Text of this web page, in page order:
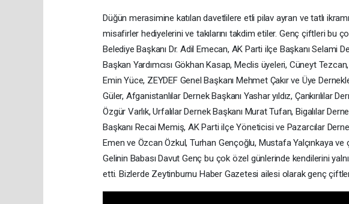
Düğün merasimine katılan davetlilere etli pilav ayran ve tatlı ikramı
misafirler hediyelerini ve takılarını takdim etiler. Genç çiftleri bu
Belediye Başkanı Dr. Adil Emecan, AK Parti ilçe Başkanı Selami
Başkan Yardımcısı Gökhan Kasap, Meclis üyeleri, Cüneyt
Emin Yüce, ZEYDEF Genel Başkanı Mehmet Çakır ve Üye
Güler, Afganistanlılar Dernek Başkanı Yashar yıldız, Çankırılılar
Özgür Varlık, Urfalılar Dernek Başkanı Murat Tufan, Bigalılar
Başkanı Recai Memiş, AK Parti ilçe Yöneticisi ve Pazarcılar
Emen ve Özcan Özkul, Turhan Gençoğlu, Mustafa Yalçınkaya ve
Gelinin Babası Davut Genç bu çok özel günlerinde kendilerini
etti. Bizlerde Zeytinburnu Haber Gazetesi ailesi olarak genç